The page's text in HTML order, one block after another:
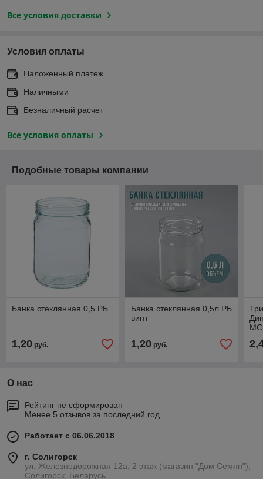
Все условия доставки
Условия оплаты
Наложенный платеж
Наличными
Безналичный расчет
Все условия оплаты
Подобные товары компании
Банка стеклянная 0,5 РБ
1,20 руб.
Банка стеклянная 0,5л РБ
винт
1,20руб.
О нас
Рейтинг не сформирован
Менее 5 отзывов за последний год
Работает с 06.06.2018
г. Солигорск
ул. Железнодорожная 12а, 2 этаж (магазин "Дом Семян"),
Солигорск, Беларусь